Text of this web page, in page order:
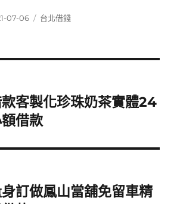
07-06
分
台北借錢
客製化珍珠奶茶實體24
借款
訂做鳳山當舖免留車精